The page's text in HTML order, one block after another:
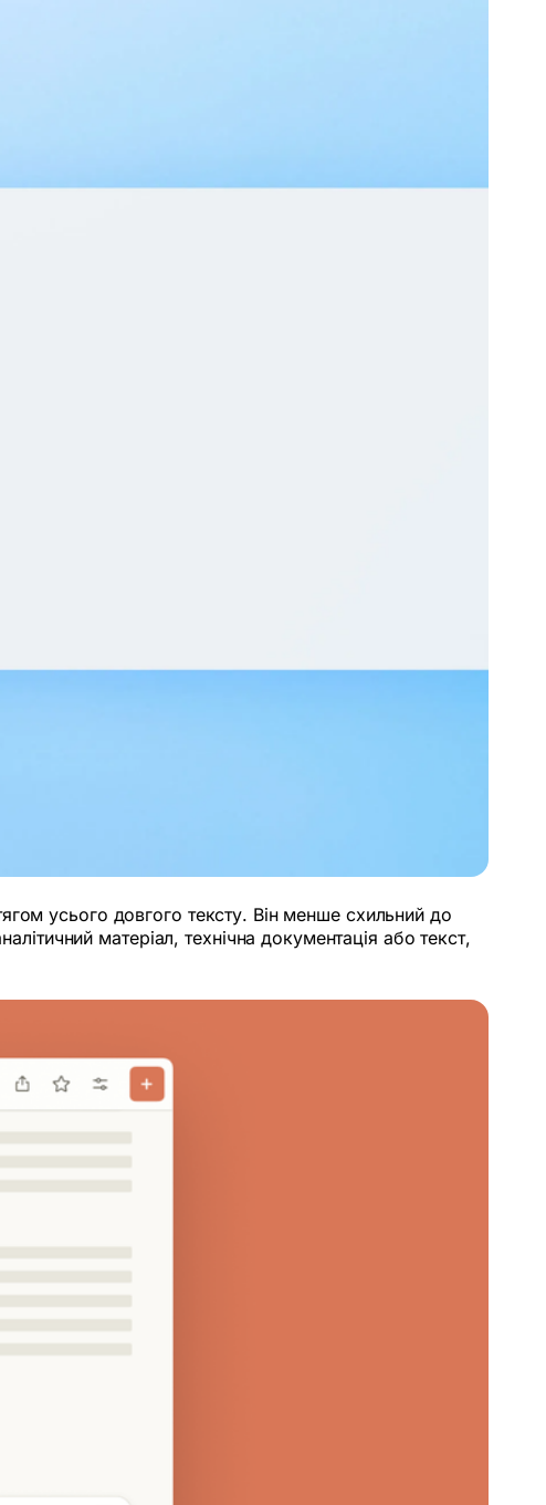
усього довгого тексту. Він менше схильний до
матеріал, технічна документація або текст,